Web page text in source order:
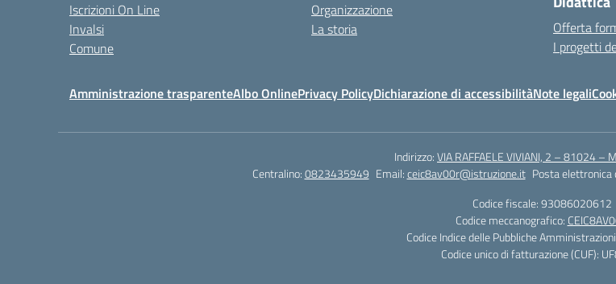
Iscrizioni On Line
Invalsi
Comune
Organizzazione
La storia
Offerta
I progetti
Amministrazione trasparenteAlbo OnlinePrivacy PolicyDichiarazione di accessibilitàNote legali
Indirizzo:VIA RAFFAELE VIVIANI, 2 – 81024 –
Centralino:0823435949 Email:ceic8av00r@istruzione.it Posta elettronica
Codice fiscale: 93086020612
Codice meccanografico:
Codice Indice delle Pubbliche
Codice unico di fatturazione (CUF):